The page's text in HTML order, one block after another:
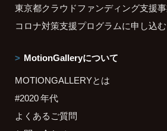
東京都クラウドファンディング支援
コロナ対策支援プログラムに申し込む
MotionGalleryについて
MOTIONGALLERYとは
#2020 年代
よくあるご質問